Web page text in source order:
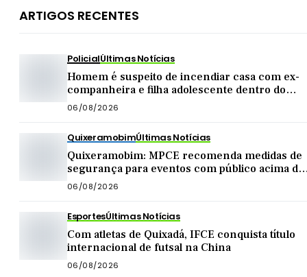
ARTIGOS RECENTES
PolicialÚltimas Notícias
Homem é suspeito de incendiar casa com ex-
companheira e filha adolescente dentro do
imóvel
06/08/2026
QuixeramobimÚltimas Notícias
Quixeramobim: MPCE recomenda medidas de
segurança para eventos com público acima de
mil pessoas
06/08/2026
EsportesÚltimas Notícias
Com atletas de Quixadá, IFCE conquista título
internacional de futsal na China
06/08/2026